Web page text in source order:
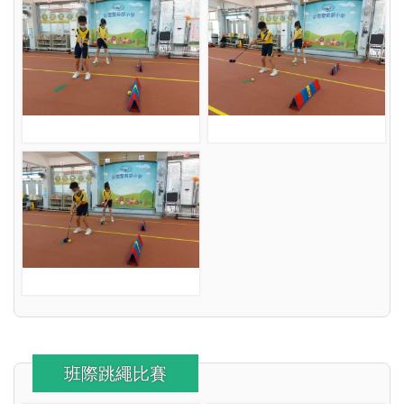
班際跳繩比賽